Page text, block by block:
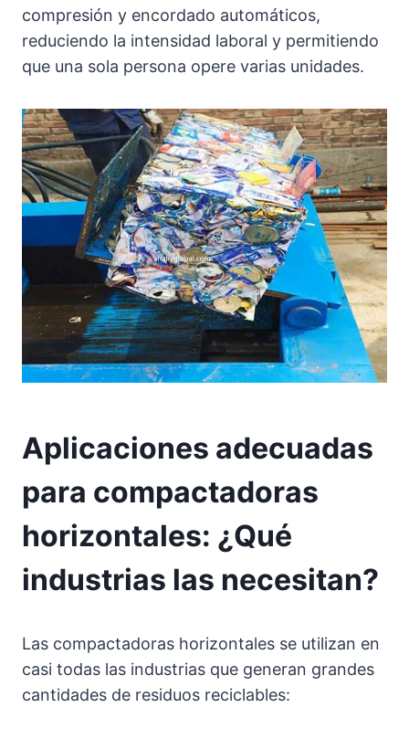
compresión y encordado automáticos,
reduciendo la intensidad laboral y permitiendo
que una sola persona opere varias unidades.
Aplicaciones adecuadas
para compactadoras
horizontales: ¿Qué
industrias las necesitan?
Las compactadoras horizontales se utilizan en
casi todas las industrias que generan grandes
cantidades de residuos reciclables: